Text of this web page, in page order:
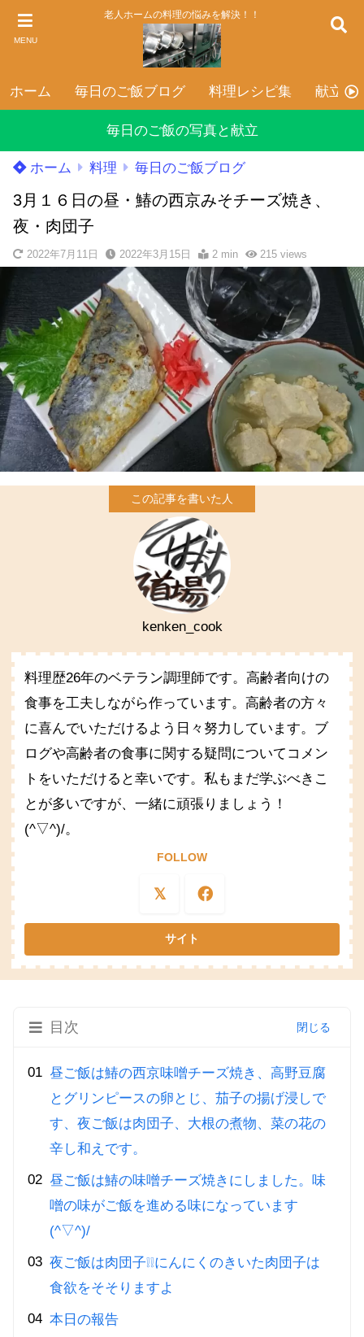
MENU
老人ホームの料理の悩みを解決！！
ホーム 毎日のご飯ブログ 料理レシピ集 献立表
毎日のご飯の写真と献立
ホーム 料理 毎日のご飯ブログ
3月１６日の昼・鰆の西京みそチーズ焼き、
夜・肉団子
2022年7月11日 2022年3月15日 2 min 215views
kenken_cook
料理歴26年のベテラン調理師です。高齢者向けの
食事を工夫しながら作っています。高齢者の方々
に喜んでいただけるよう日々努力しています。ブ
ログや高齢者の食事に関する疑問についてコメン
トをいただけると幸いです。私もまだ学ぶべきこ
とが多いですが、一緒に頑張りましょう！
(^▽^)/。
FOLLOW
目次
昼ご飯は鰆の西京味噌チーズ焼き、高野豆腐
とグリンピースの卵とじ、茄子の揚げ浸しで
す、夜ご飯は肉団子、大根の煮物、菜の花の
辛し和えです。
昼ご飯は鰆の味噌チーズ焼きにしました。味
噌の味がご飯を進める味になっています
(^▽^)/
夜ご飯は肉団子❕❕にんにくのきいた肉団子は
食欲をそそりますよ
本日の報告